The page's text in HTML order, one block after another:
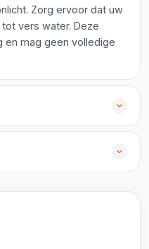
Zorg ervoor dat uw
vers water. Deze
en mag geen volledige